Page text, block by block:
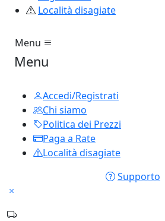
Località disagiate
Menu
Menu
Accedi/Registrati
Chi siamo
Politica dei Prezzi
Paga a Rate
Località disagiate
Supporto